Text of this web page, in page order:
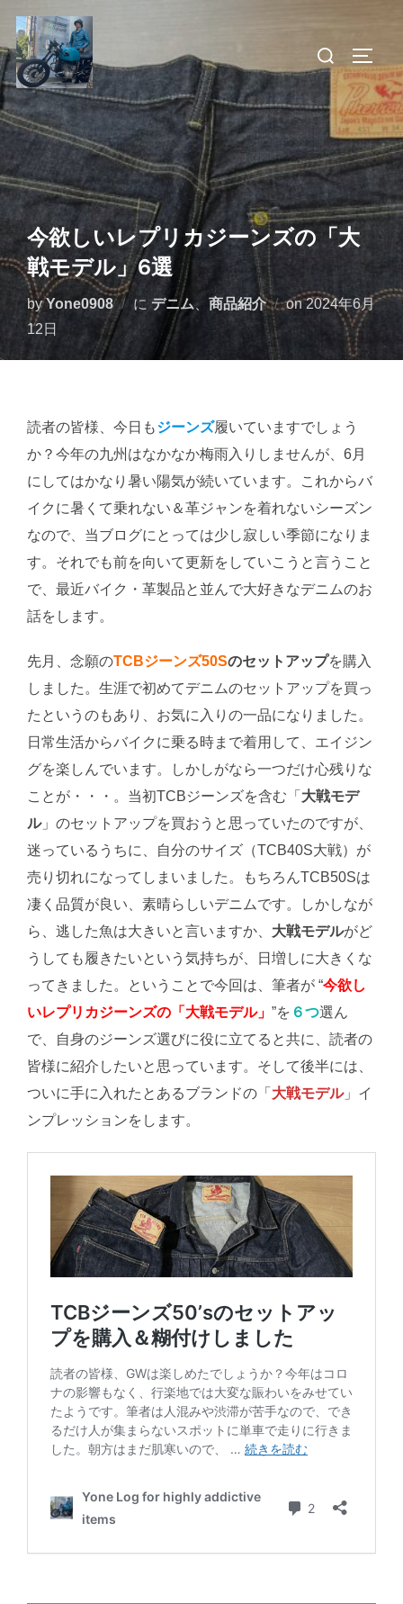
テ
ン
ツ
ス
キ
ッ
プ
検
索
対
象:
今欲しいレプリカジーンズの「大
戦モデル」6選
byYone0908 にデニム、 商品紹介 on投
2024年6月
12日
読者の皆様、今日もジーンズ履いていますでしょう
か？今年の九州はなかなか梅雨入りしませんが、6月
にしてはかなり暑い陽気が続いています。これからバ
イクに暑くて乗れない＆革ジャンを着れないシーズン
なので、当ブログにとっては少し寂しい季節になりま
す。それでも前を向いて更新をしていこうと言うこと
で、最近バイク・革製品と並んで大好きなデニムのお
話をします。
先月、念願のTCBジーンズ50Sのセットアップを購入
しました。生涯で初めてデニムのセットアップを買っ
たというのもあり、お気に入りの一品になりました。
日常生活からバイクに乗る時まで着用して、エイジン
グを楽しんでいます。しかしがなら一つだけ心残りな
ことが・・・。当初TCBジーンズを含む「 大戦モデ
ル」のセットアップを買おうと思っていたのですが、
迷っているうちに、自分のサイズ（TCB40S大戦）が
売り切れになってしまいました。もちろんTCB50Sは
凄く品質が良い、素晴らしいデニムです。しかしなが
ら、逃した魚は大きいと言いますか、 大戦モデルがど
うしても履きたいという気持ちが、日増しに大きくな
ってきました。ということで今回は、筆者が “今欲し
いレプリカジーンズの「大戦モデル」 ”を ６つ選ん
で、自身のジーンズ選びに役に立てると共に、読者の
皆様に紹介したいと思っています。そして後半には、
ついに手に入れたとあるブランドの「 大戦モデル」イ
ンプレッションをします。